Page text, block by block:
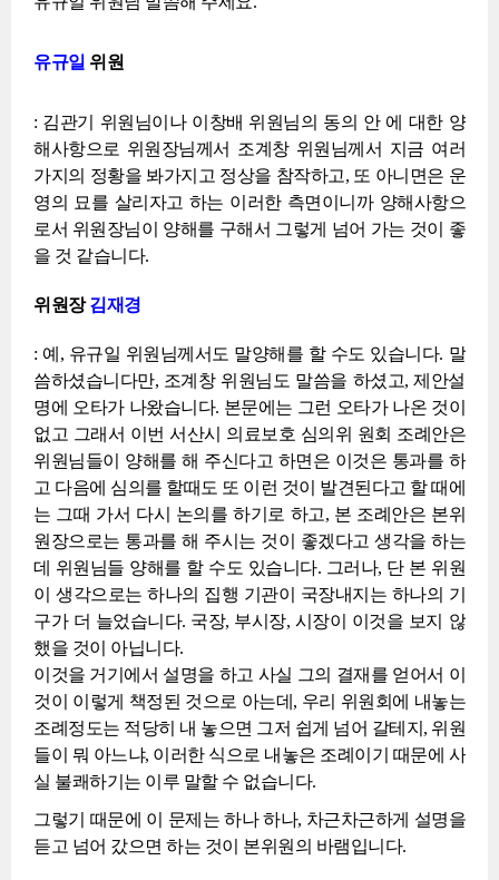
유규일 위원
: 김관기 위원님이나 이창배 위원님의 동의 안 에 대한 양
해사항으로 위원장님께서 조계창 위원님께서 지금 여러
가지의 정황을 봐가지고 정상을 참작하고, 또 아니면은 운
영의 묘를 살리자고 하는 이러한 측면이니까 양해사항으
로서 위원장님이 양해를 구해서 그렇게 넘어 가는 것이 좋
을 것 같습니다.
위원장김재경
: 예, 유규일 위원님께서도 말양해를 할 수도 있습니다. 말
씀하셨습니다만, 조계창 위원님도 말씀을 하셨고, 제안설
명에 오타가 나왔습니다. 본문에는 그런 오타가 나온 것이
없고 그래서 이번 서산시 의료보호 심의위 원회 조례안은
위원님들이 양해를 해 주신다고 하면은 이것은 통과를 하
고 다음에 심의를 할때도 또 이런 것이 발견된다고 할 때에
는 그때 가서 다시 논의를 하기로 하고, 본 조례안은 본위
원장으로는 통과를 해 주시는 것이 좋겠다고 생각을 하는
데 위원님들 양해를 할 수도 있습니다. 그러나, 단 본 위원
이 생각으로는 하나의 집행 기관이 국장내지는 하나의 기
구가 더 늘었습니다. 국장, 부시장, 시장이 이것을 보지 않
했을 것이 아닙니다.
이것을 거기에서 설명을 하고 사실 그의 결재를 얻어서 이
것이 이렇게 책정된 것으로 아는데, 우리 위원회에 내놓는
조례정도는 적당히 내 놓으면 그저 쉽게 넘어 갈테지, 위원
들이 뭐 아느냐, 이러한 식으로 내놓은 조례이기 때문에 사
실 불쾌하기는 이루 말할 수 없습니다.
그렇기 때문에 이 문제는 하나 하나, 차근차근하게 설명을
듣고 넘어 갔으면 하는 것이 본위원의 바램입니다.